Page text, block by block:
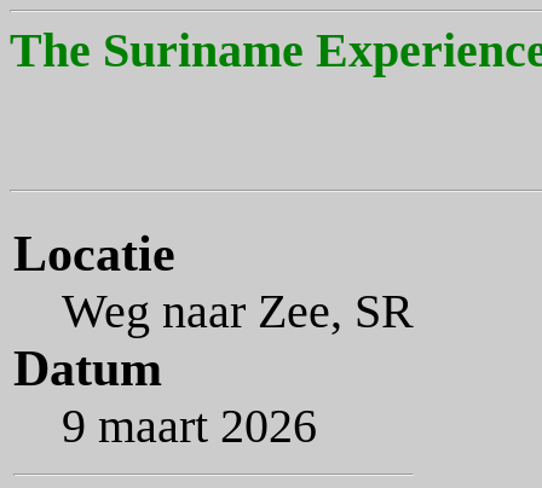
The Suriname
Locatie
Weg naar Zee, SR
Datum
9 maart 2026